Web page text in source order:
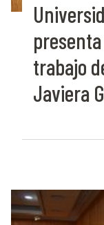
trabajo
Javiera